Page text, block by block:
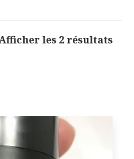
les 2 résultats